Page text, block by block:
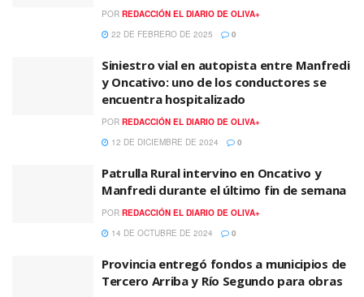
POR REDACCIÓN EL DIARIO DE OLIVA+
22 DE FEBRERO DE 2025
0
Siniestro vial en autopista entre Manfredi
y Oncativo: uno de los conductores se
encuentra hospitalizado
POR REDACCIÓN EL DIARIO DE OLIVA+
12 DE DICIEMBRE DE 2024
0
Patrulla Rural intervino en Oncativo y
Manfredi durante el último fin de semana
POR REDACCIÓN EL DIARIO DE OLIVA+
14 DE OCTUBRE DE 2024
0
Provincia entregó fondos a municipios de
Tercero Arriba y Río Segundo para obras